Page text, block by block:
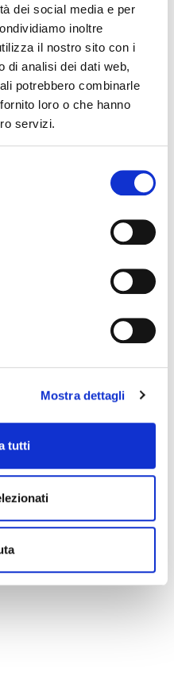
dei social media e per
inoltre
il nostro sito con i
di analisi dei dati web,
potrebbero combinarle
loro o che hanno
servizi.
Mostra dettagli
tutti